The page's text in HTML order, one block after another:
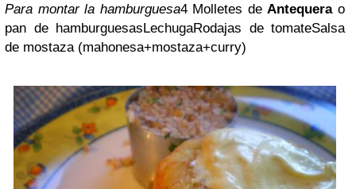
Para montar la hamburguesa4 Molletes deAntequerao
pan de hamburguesas LechugaRodajas de tomateSalsa
de mostaza (mahonesa+mostaza+curry)